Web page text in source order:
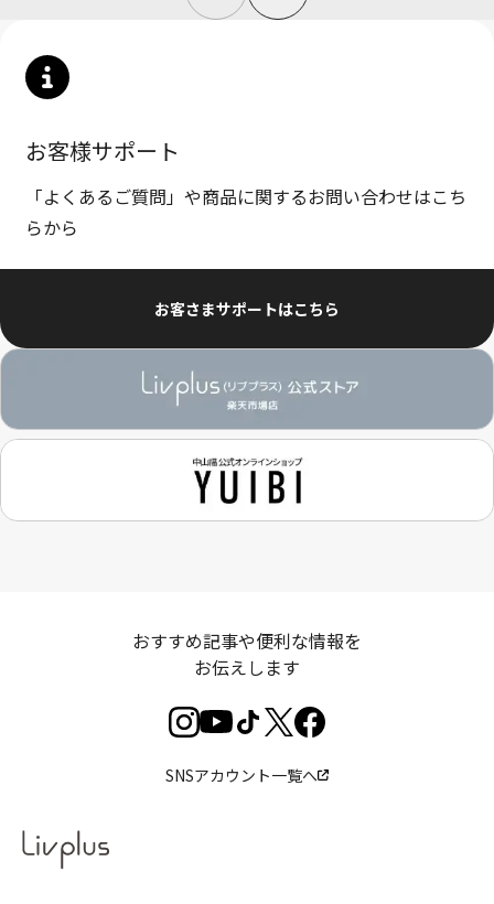
お客様サポート
「よくあるご質問」や商品に関するお問い合わせはこち
らから
お客さまサポートはこちら
おすすめ記事や便利な情報を
お伝えします
SNSアカウント一覧へ